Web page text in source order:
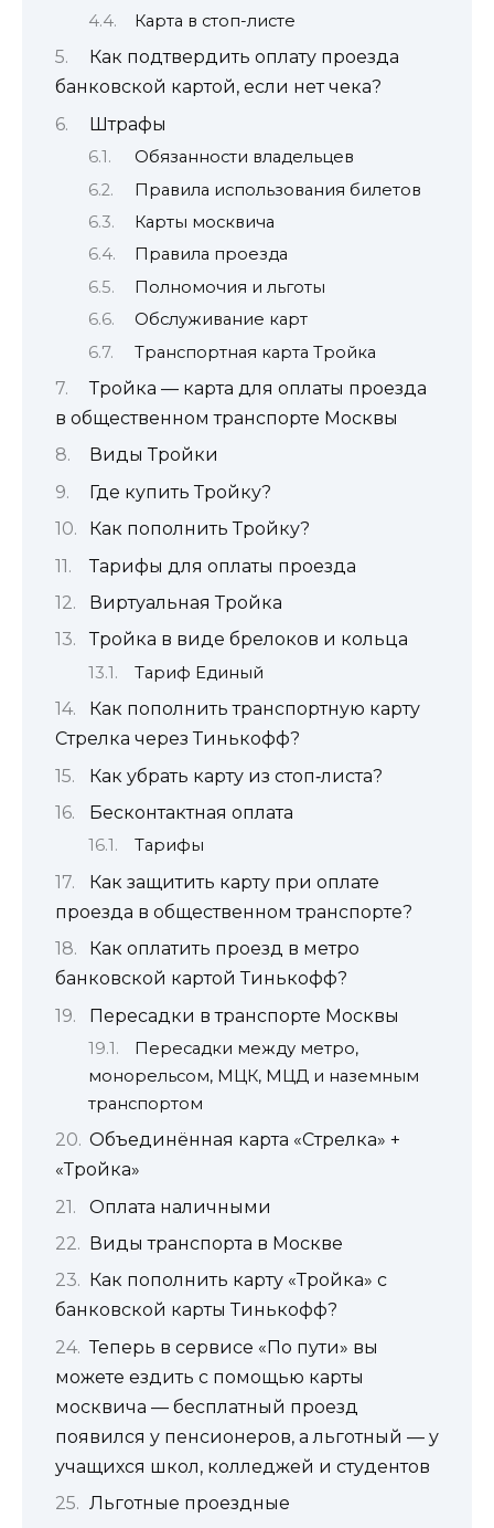
Карта в стоп-листе
Как подтвердить оплату проезда
банковской картой, если нет чека?
Штрафы
Обязанности владельцев
Правила использования билетов
Карты москвича
Правила проезда
Полномочия и льготы
Обслуживание карт
Транспортная карта Тройка
Тройка — карта для оплаты проезда
в общественном транспорте Москвы
Виды Тройки
Где купить Тройку?
Как пополнить Тройку?
Тарифы для оплаты проезда
Виртуальная Тройка
Тройка в виде брелоков и кольца
Тариф Единый
Как пополнить транспортную карту
Стрелка через Тинькофф?
Как убрать карту из стоп‑листа?
Бесконтактная оплата
Тарифы
Как защитить карту при оплате
проезда в общественном транспорте?
Как оплатить проезд в метро
банковской картой Тинькофф?
Пересадки в транспорте Москвы
Пересадки между метро,
монорельсом, МЦК, МЦД и наземным
транспортом
Объединённая карта «Стрелка» +
«Тройка»
Оплата наличными
Виды транспорта в Москве
Как пополнить карту «Тройка» с
банковской карты Тинькофф?
Теперь в сервисе «По пути» вы
можете ездить с помощью карты
москвича — бесплатный проезд
появился у пенсионеров, а льготный — у
учащихся школ, колледжей и студентов
Льготные проездные